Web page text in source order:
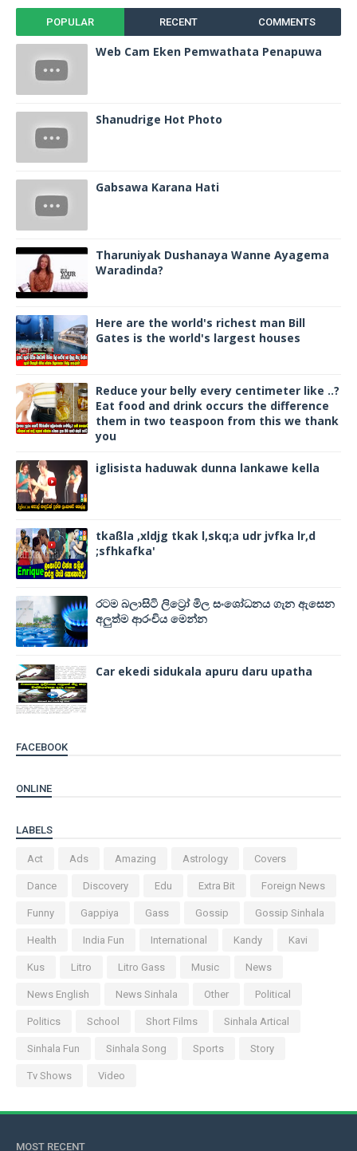
POPULAR RECENT COMMENTS
Web Cam Eken Pemwathata Penapuwa
Shanudrige Hot Photo
Gabsawa Karana Hati
Tharuniyak Dushanaya Wanne Ayagema
Waradinda?
Here are the world's richest man Bill
Gates is the world's largest houses
Reduce your belly every centimeter like ..?
Eat food and drink occurs the difference
them in two teaspoon from this we thank
you
iglisista haduwak dunna lankawe kella
tkaßla ,xldjg tkak l,skq;a udr jvfka lr,d
;sfhkafka'
රටම බලාසිටි ලිට්‍රෝ මිල සංශෝධනය ගැන ඇසෙන
අලුත්ම ආරංචිය මෙන්න
Car ekedi sidukala apuru daru upatha
FACEBOOK
ONLINE
LABELS
Act Ads Amazing Astrology Covers
Dance Discovery Edu Extra Bit Foreign News
Funny Gappiya Gass Gossip Gossip Sinhala
Health India Fun International Kandy Kavi
Kus Litro Litro Gass Music News
News English News Sinhala Other Political
Politics School Short Films Sinhala Artical
Sinhala Fun Sinhala Song Sports Story
Tv Shows Video
MOST RECENT